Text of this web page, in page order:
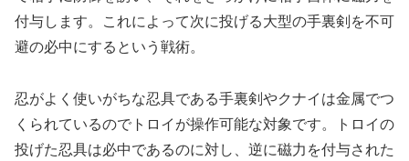
付与します。これによって次に投げる大型の手裏剣を不可
避の必中にするという戦術。
忍がよく使いがちな忍具である手裏剣やクナイは金属でつ
くられているのでトロイが操作可能な対象です。トロイの
投げた忍具は必中であるのに対し、逆に磁力を付与された